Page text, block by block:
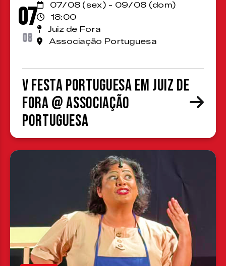
07
08
07/08 (sex) - 09/08 (dom)
18:00
Juiz de Fora
Associação Portuguesa
V Festa Portuguesa em Juiz de
Fora @ Associação
Portuguesa